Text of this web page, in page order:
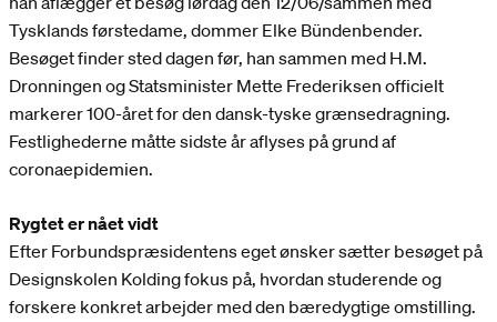
Tysklands førstedame, dommer Elke Bündenbender.
Besøget finder sted dagen før, han sammen med H.M.
Dronningen og Statsminister Mette Frederiksen officielt
markerer 100-året for den dansk-tyske grænsedragning.
Festlighederne måtte sidste år aflyses på grund af
coronaepidemien.
Rygtet er nået vidt
Efter Forbundspræsidentens eget ønsker sætter besøget på
Designskolen Kolding fokus på, hvordan studerende og
forskere konkret arbejder med den bæredygtige omstilling.